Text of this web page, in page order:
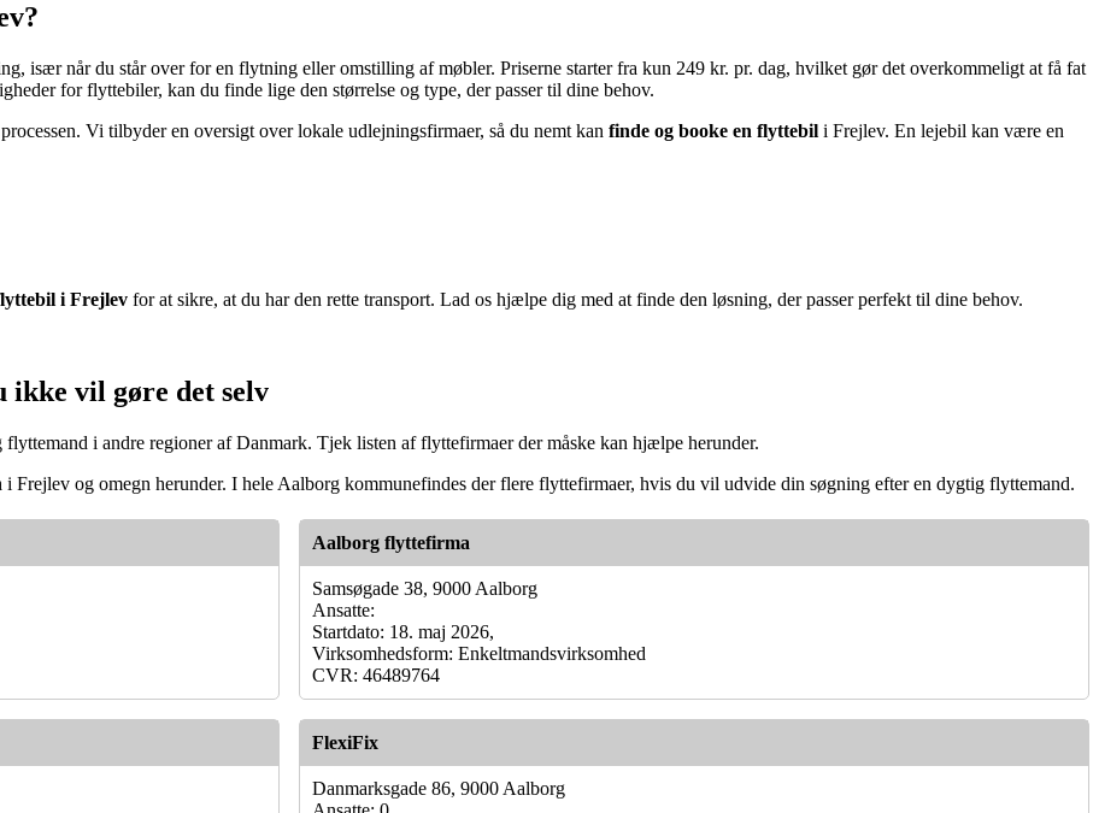
især når du står over for en flytning eller omstilling af møbler. Priserne starter fra kun 249 kr. pr. dag, hvilket gør det overkommeligt at få fat
for flyttebiler, kan du finde lige den størrelse og type, der passer til dine behov.
Vi tilbyder en oversigt over lokale udlejningsfirmaer, så du nemt kan finde og booke en flyttebil i Frejlev. En lejebil kan være en
i Frejlev for at sikre, at du har den rette transport. Lad os hjælpe dig med at finde den løsning, der passer perfekt til dine behov.
vil gøre det selv
i andre regioner af Danmark. Tjek listen af flyttefirmaer der måske kan hjælpe herunder.
og omegn herunder. I hele Aalborg kommunefindes der flere flyttefirmaer, hvis du vil udvide din søgning efter en dygtig flyttemand.
Aalborg flyttefirma
Samsøgade 38, 9000 Aalborg
Ansatte:
Startdato: 18. maj 2026,
Virksomhedsform: Enkeltmandsvirksomhed
CVR: 46489764
FlexiFix
Danmarksgade 86, 9000 Aalborg